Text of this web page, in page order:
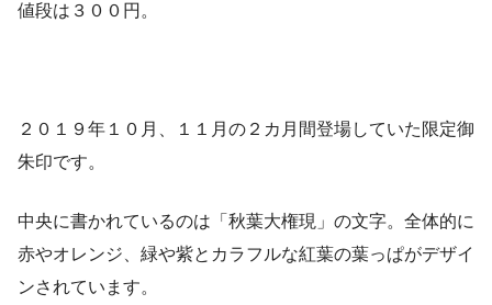
値段は３００円。
２０１９年１０月、１１月の２カ月間登場していた限定御
朱印です。
中央に書かれているのは「秋葉大権現」の文字。全体的に
赤やオレンジ、緑や紫とカラフルな紅葉の葉っぱがデザイ
ンされています。